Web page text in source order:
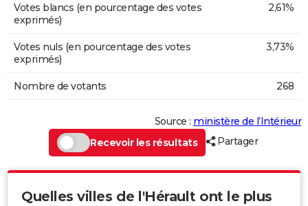
Votes blancs (en pourcentage des votes
exprimés)
2,61%
Votes nuls (en pourcentage des votes
exprimés)
3,73%
Nombre de votants 268
Source : ministère de l’Intérieur
Recevoir les résultats
Partager
Quelles villes de l'Hérault ont le plus